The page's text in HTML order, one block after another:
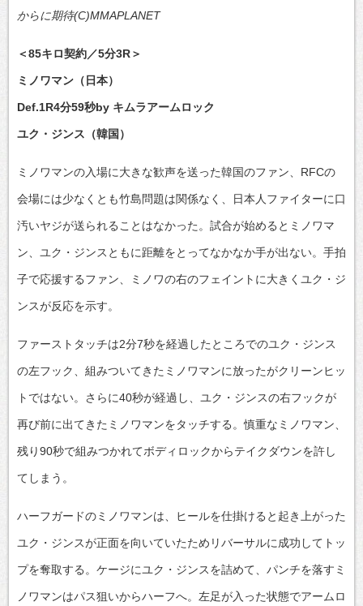
からに期待(C)MMAPLANET
＜85キロ契約／5分3R＞
ミノワマン（日本）
Def.1R4分59秒by キムラアームロック
ユク・ジンス（韓国）
ミノワマンの入場に大きな歓声を送った韓国のファン、RFCの
会場には少なくとも竹島問題は関係なく、日本人ファイターに口
汚いヤジが送られることはなかった。試合が始めるとミノワマ
ン、ユク・ジンスともに距離をとってなかなか手が出ない。手拍
子で応援するファン、ミノワの右のフェイントに大きくユク・ジ
ンスが反応を示す。
ファーストタッチは2分7秒を経過したところでのユク・ジンス
の左フック、組みついてきたミノワマンに放ったがクリーンヒッ
トではない。さらに40秒が経過し、ユク・ジンスの右フックが
再び前に出てきたミノワマンをタッチする。慎重なミノワマン、
残り90秒で組みつかれてボディロックからテイクダウンを許し
てしまう。
ハーフガードのミノワマンは、ヒールを仕掛けると起き上がった
ユク・ジンスが正面を向いていたためリバーサルに成功してトッ
プを奪取する。ケージにユク・ジンスを詰めて、パンチを落すミ
ノワマンはパス狙いからハーフへ。左足が入った状態でアームロ